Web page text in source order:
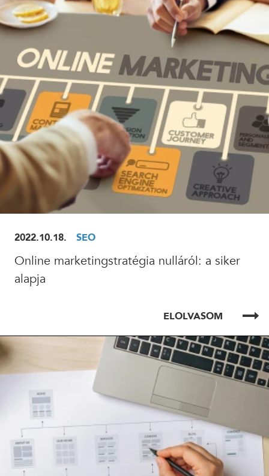
ELOLVASOM
2022.10.18. SEO
Online marketingstratégia nulláról: a siker
alapja
ELOLVASOM
ELOLVASOM